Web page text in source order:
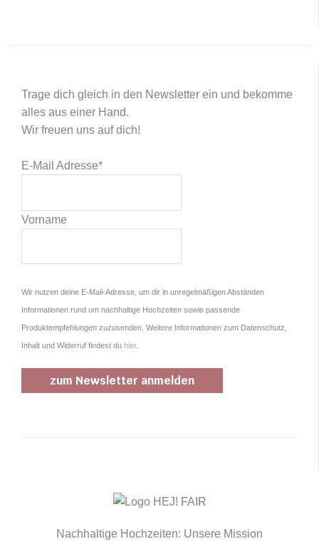
Trage dich gleich in den Newsletter ein und bekomme
alles aus einer Hand.
Wir freuen uns auf dich!
E-Mail Adresse*
Vorname
Wir nutzen deine E-Mail-Adresse, um dir in unregelmäßigen Abständen
Informationen rund um nachhaltige Hochzeiten sowie passende
Produktempfehlungen zuzusenden. Weitere Informationen zum Datenschutz,
Inhalt und Widerruf findest du hier.
Nachhaltige Hochzeiten: Unsere Mission